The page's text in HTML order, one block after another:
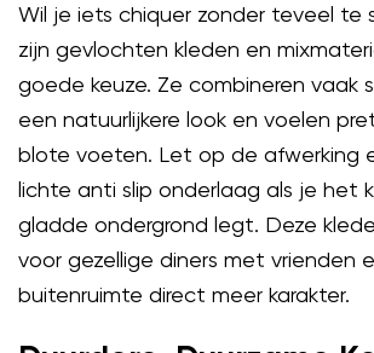
Wil je iets chiquer zonder teveel te
zijn gevlochten kleden en
goede keuze. Ze combineren vaak
een natuurlijkere look en voelen
blote voeten. Let op de afwerking
lichte anti slip onderlaag als je het
gladde ondergrond legt. Deze
voor gezellige diners met vrienden
buitenruimte direct meer karakter.